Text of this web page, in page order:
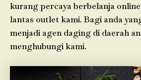
kurang percaya berbelanja
lantas outlet kami. Bagi anda
menjadi agen daging di daerah
menghubungi kami.